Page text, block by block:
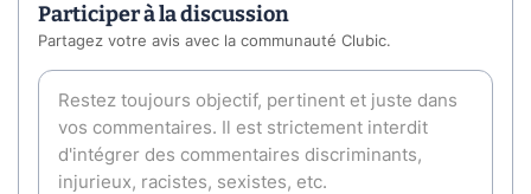
Participer à la discussion
Partagez votre avis avec la communauté Clubic.